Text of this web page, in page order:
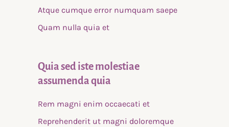
Atque cumque error numquam saepe
Quam nulla quia et
Quia sed iste molestiae
assumenda quia
Rem magni enim occaecati et
Reprehenderit ut magni doloremque